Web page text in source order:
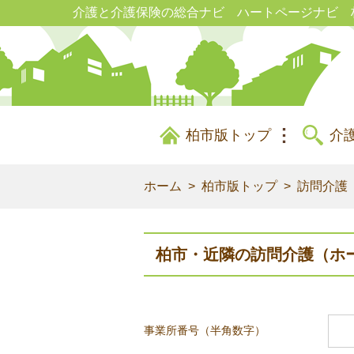
介護と介護保険の総合ナビ ハートページナビ
柏市版トップ 介
ホーム 柏市版トップ 訪問介護
柏市・近隣の訪問介護（ホ
事業所番号（半角数字）